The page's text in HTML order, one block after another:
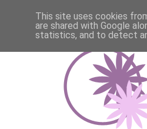
This site uses cookies
are shared with Google
statistics, and to detect